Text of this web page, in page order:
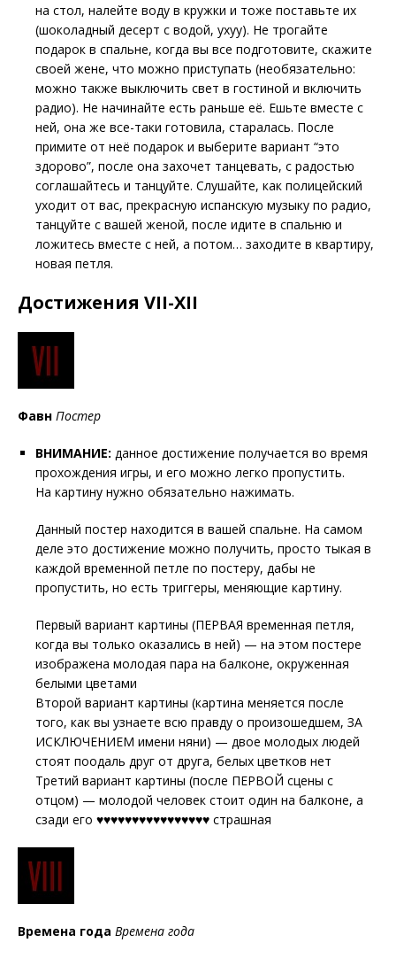
на стол, налейте воду в кружки и тоже поставьте их
(шоколадный десерт с водой, ухуу). Не трогайте
подарок в спальне, когда вы все подготовите, скажите
своей жене, что можно приступать (необязательно:
можно также выключить свет в гостиной и включить
радио). Не начинайте есть раньше её. Ешьте вместе с
ней, она же все-таки готовила, старалась. После
примите от неё подарок и выберите вариант “это
здорово”, после она захочет танцевать, с радостью
соглашайтесь и танцуйте. Слушайте, как полицейский
уходит от вас, прекрасную испанскую музыку по радио,
танцуйте с вашей женой, после идите в спальню и
ложитесь вместе с ней, а потом… заходите в квартиру,
новая петля.
Достижения VII-XII
Фавн Постер
ВНИМАНИЕ: данное достижение получается во время
прохождения игры, и его можно легко пропустить.
На картину нужно обязательно нажимать.
Данный постер находится в вашей спальне. На самом
деле это достижение можно получить, просто тыкая в
каждой временной петле по постеру, дабы не
пропустить, но есть триггеры, меняющие картину.
Первый вариант картины (ПЕРВАЯ временная петля,
когда вы только оказались в ней) — на этом постере
изображена молодая пара на балконе, окруженная
белыми цветами
Второй вариант картины (картина меняется после
того, как вы узнаете всю правду о произошедшем, ЗА
ИСКЛЮЧЕНИЕМ имени няни) — двое молодых людей
стоят поодаль друг от друга, белых цветков нет
Третий вариант картины (после ПЕРВОЙ сцены с
отцом) — молодой человек стоит один на балконе, а
сзади его ♥♥♥♥♥♥♥♥♥♥♥♥♥♥♥♥ страшная
Времена года Времена года